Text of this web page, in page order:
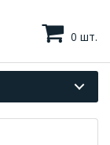
0 шт.